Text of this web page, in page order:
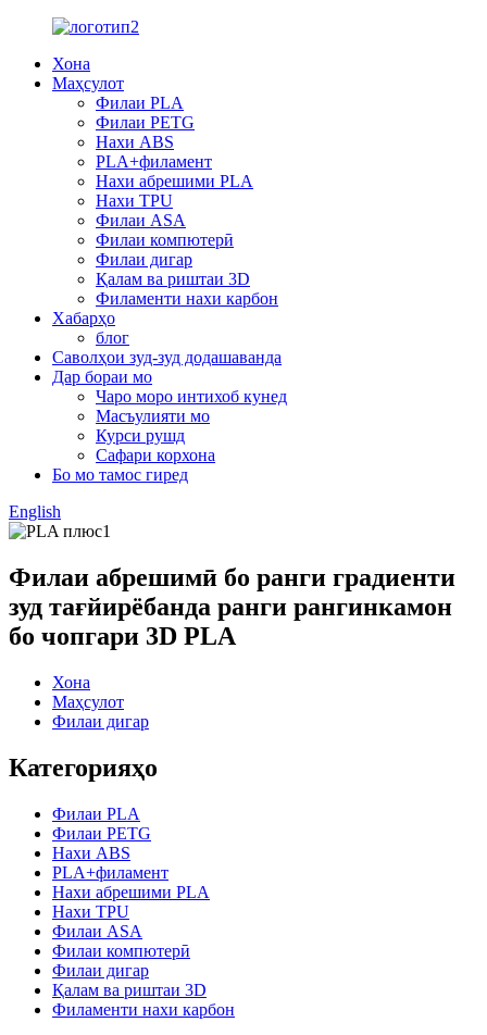
Хона
Маҳсулот
Филаи PLA
Филаи PETG
Нахи ABS
PLA+филамент
Нахи абрешими PLA
Нахи TPU
Филаи ASA
Филаи компютерӣ
Филаи дигар
Қалам ва риштаи 3D
Филаменти нахи карбон
Хабарҳо
блог
Саволҳои зуд-зуд додашаванда
Дар бораи мо
Чаро моро интихоб кунед
Масъулияти мо
Курси рушд
Сафари корхона
Бо мо тамос гиред
English
Филаи абрешимӣ бо ранги градиенти
зуд тағйирёбанда ранги рангинкамон
бо чопгари 3D PLA
Хона
Маҳсулот
Филаи дигар
Категорияҳо
Филаи PLA
Филаи PETG
Нахи ABS
PLA+филамент
Нахи абрешими PLA
Нахи TPU
Филаи ASA
Филаи компютерӣ
Филаи дигар
Қалам ва риштаи 3D
Филаменти нахи карбон